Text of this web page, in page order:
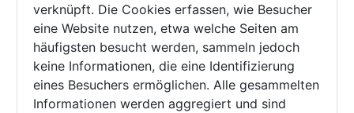
verknüpft. Die Cookies erfassen, wie Besucher
eine Website nutzen, etwa welche Seiten am
häufigsten besucht werden, sammeln jedoch
keine Informationen, die eine Identifizierung
eines Besuchers ermöglichen. Alle gesammelten
Informationen werden aggregiert und sind